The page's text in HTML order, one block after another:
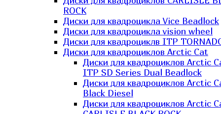
ROCK
Диски для квадроцикла Vice Beadlock
Диски для квадроцикла vision wheel
Диски для квадроциклв ITP
Диски для квадроциклов Arctic Cat
Диски для квадроциклов Arctic
ITP SD Series Dual Beadlock
Диски для квадроциклов Arctic
Black Diesel
Диски для квадроциклов Arctic